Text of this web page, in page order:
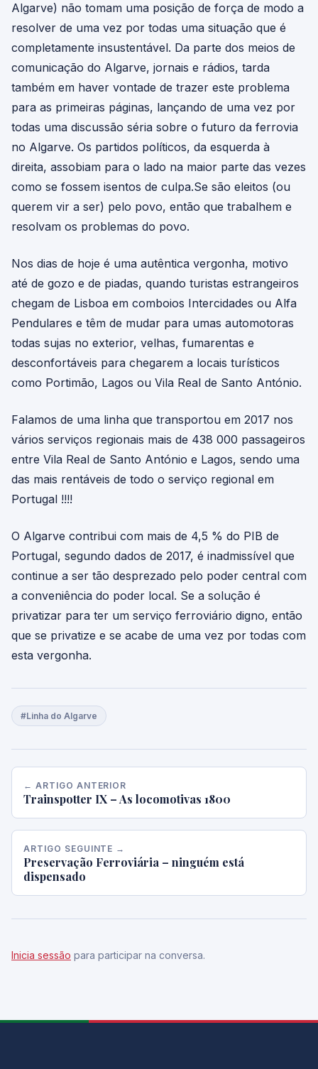
Algarve) não tomam uma posição de força de modo a
resolver de uma vez por todas uma situação que é
completamente insustentável. Da parte dos meios de
comunicação do Algarve, jornais e rádios, tarda
também em haver vontade de trazer este problema
para as primeiras páginas, lançando de uma vez por
todas uma discussão séria sobre o futuro da ferrovia
no Algarve. Os partidos políticos, da esquerda à
direita, assobiam para o lado na maior parte das vezes
como se fossem isentos de culpa.Se são eleitos (ou
querem vir a ser) pelo povo, então que trabalhem e
resolvam os problemas do povo.
Nos dias de hoje é uma autêntica vergonha, motivo
até de gozo e de piadas, quando turistas estrangeiros
chegam de Lisboa em comboios Intercidades ou Alfa
Pendulares e têm de mudar para umas automotoras
todas sujas no exterior, velhas, fumarentas e
desconfortáveis para chegarem a locais turísticos
como Portimão, Lagos ou Vila Real de Santo António.
Falamos de uma linha que transportou em 2017 nos
vários serviços regionais mais de 438 000 passageiros
entre Vila Real de Santo António e Lagos, sendo uma
das mais rentáveis de todo o serviço regional em
Portugal !!!!
O Algarve contribui com mais de 4,5 % do PIB de
Portugal, segundo dados de 2017, é inadmissível que
continue a ser tão desprezado pelo poder central com
a conveniência do poder local. Se a solução é
privatizar para ter um serviço ferroviário digno, então
que se privatize e se acabe de uma vez por todas com
esta vergonha.
#Linha do Algarve
← ARTIGO ANTERIOR
Trainspotter IX – As locomotivas 1800
ARTIGO SEGUINTE →
Preservação Ferroviária – ninguém está
dispensado
Inicia sessão para participar na conversa.